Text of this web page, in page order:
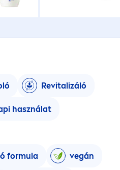
Revitalizáló
használat
formula vegán